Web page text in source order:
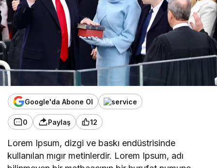
Google'da Abone Ol
0 Paylaş 12
Lorem Ipsum, dizgi ve baskı endüstrisinde
kullanılan mıgır metinlerdir. Lorem Ipsum, adı